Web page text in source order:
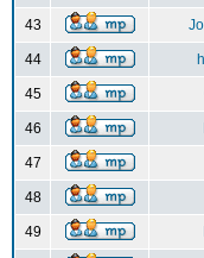
43
44
45
46
47
48
49